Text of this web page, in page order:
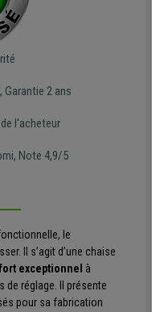
Garantie 2 ans
l'acheteur
Note 4,9/5
le
Il s’agit d’une chaise
exceptionnel à
de réglage. Il présente
pour sa fabrication